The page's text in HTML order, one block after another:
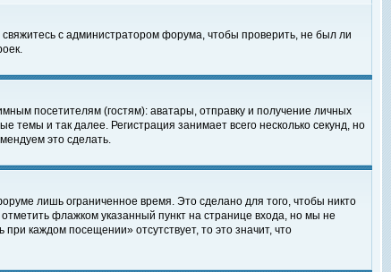
с администратором форума, чтобы проверить, не был ли
посетителям (гостям): аватары, отправку и получение личных
и так далее. Регистрация занимает всего несколько секунд, но
это сделать.
лишь ограниченное время. Это сделано для того, чтобы никто
флажком указанный пункт на странице входа, но мы не
каждом посещении» отсутствует, то это значит, что